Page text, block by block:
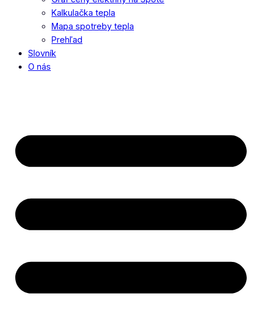
Kalkulačka tepla
Mapa spotreby tepla
Prehľad
Slovník
O nás